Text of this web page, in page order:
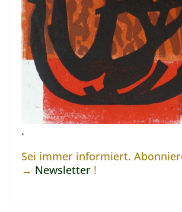
.
Sei immer informiert.
→ Newsletter !